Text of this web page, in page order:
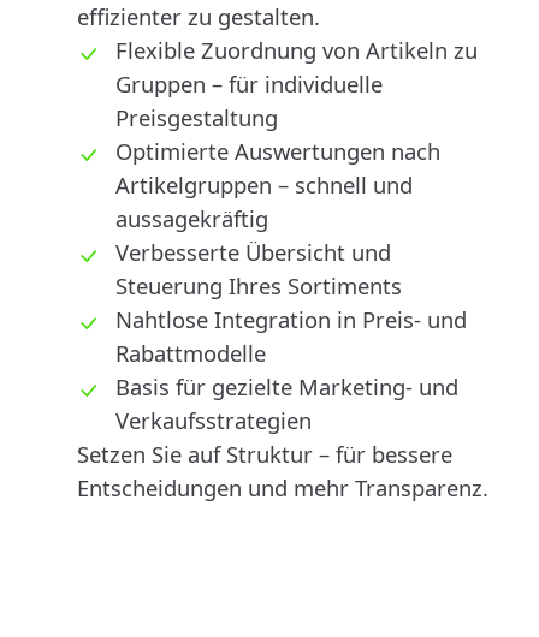
effizienter zu gestalten.
Flexible Zuordnung von Artikeln zu
Gruppen – für individuelle
Preisgestaltung
Optimierte Auswertungen nach
Artikelgruppen – schnell und
aussagekräftig
Verbesserte Übersicht und
Steuerung Ihres Sortiments
Nahtlose Integration in Preis- und
Rabattmodelle
Basis für gezielte Marketing- und
Verkaufsstrategien
Setzen Sie auf Struktur – für bessere
Entscheidungen und mehr Transparenz.